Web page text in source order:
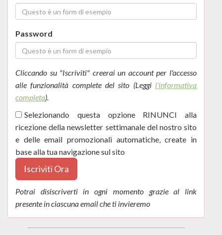
Password
Cliccando su "Iscriviti" creerai un account per l'accesso
alle funzionalità complete del sito (Leggi l'informativa
completa).
Selezionando questa opzione RINUNCI alla
ricezione della newsletter settimanale del nostro sito
e delle email promozionali automatiche, create in
base alla tua navigazione sul sito
Iscriviti Ora
Potrai disiscriverti in ogni momento grazie al link
presente in ciascuna email che ti invieremo